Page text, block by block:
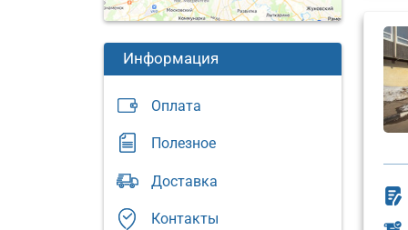
Информация
Оплата
Полезное
Доставка
Контакты
адрес:
Москва,
адрес: